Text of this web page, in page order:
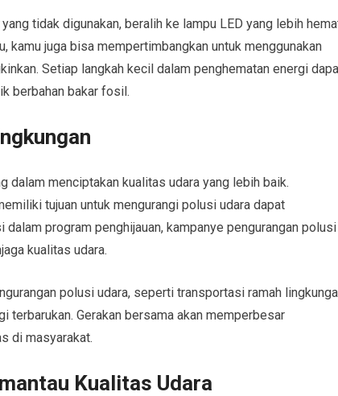
tidak digunakan, beralih ke lampu LED yang lebih
juga bisa mempertimbangkan untuk menggunakan
Setiap langkah kecil dalam penghematan energi
berbahan bakar fosil.
dalam menciptakan kualitas udara yang lebih baik.
tujuan untuk mengurangi polusi udara dapat
program penghijauan, kampanye pengurangan polusi
kualitas udara.
polusi udara, seperti transportasi ramah
terbarukan. Gerakan bersama akan memperbesar
di masyarakat.
Kualitas Udara